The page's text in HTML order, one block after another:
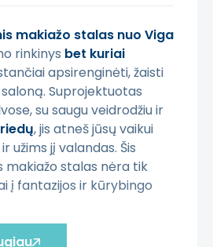
makiažo stalas nuo Viga
rinkinys bet kuriai
apsirenginėti, žaisti
Suprojektuotas
su saugu veidrodžiu ir
, jis atneš jūsų vaikui
užims jį valandas. Šis
makiažo stalas nėra tik
į fantazijos ir kūrybingo